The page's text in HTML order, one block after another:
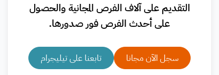
التقديم على آلاف الفرص المجانية والحصول
على أحدث الفرص فور صدورها.
سجل الآن مجانا تابعنا على تيليجرام